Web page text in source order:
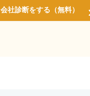
会社診断をする（無料）